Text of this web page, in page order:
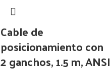
Cable de
posicionamiento con
2 ganchos, 1.5 m, ANSI